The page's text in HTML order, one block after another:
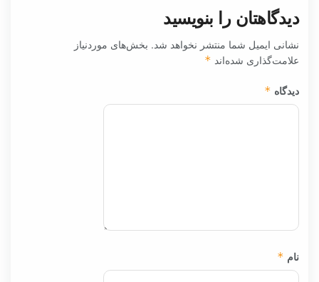
دیدگاهتان را بنویسید
نشانی ایمیل شما منتشر نخواهد شد. بخش‌های موردنیاز
علامت‌گذاری شده‌اند *
دیدگاه *
نام *